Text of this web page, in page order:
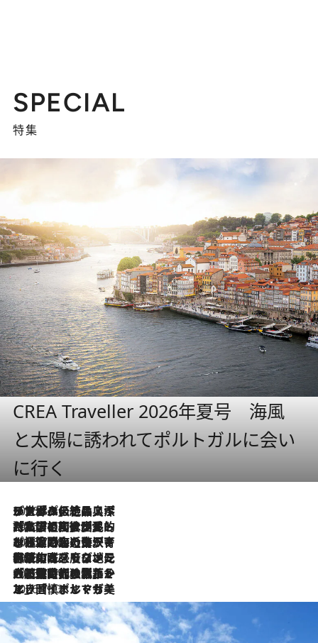
SPECIAL
特集
CREA Traveller 2026年夏号 海風
と太陽に誘われてポルトガルに会い
に行く
2026.8.8
リスボンの絶品スイーツ「パステル・デ・ナタ」とは？ポルトガル伝統の奥深い世界へ
2026.7.27
「私の祖国はポルトガル語です」国民的詩人フェルナンド・ペソアと、彼が愛した文学の街を歩く
2026.7.26
ポルトガル近海が育む極上の海の幸。キリリと冷えた白ワインと愉しむ、シーフード専門店の贅沢
2026.7.22
伝統の味をモダンに昇華。高感度な地元客が集う、リスボンの最旬ガストロノミー
2026.7.21
大航海時代の栄華から、震災、独裁、そして革命へ。ポルトガル・首都リスボンの石畳に刻まれた「歴史の光と影」
2026.7.13
エッセイ・ヤマザキマリ「慎ましくも美しき国 ポルトガル」